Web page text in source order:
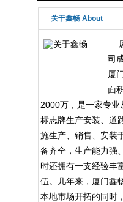
关于鑫畅 About
司
厦
面
2000万，是一家专业
标志牌生产安装、道
施生产、销售、安装
备齐全，生产能力强
时还拥有一支经验丰
伍。几年来，厦门鑫
本地市场开拓的同时